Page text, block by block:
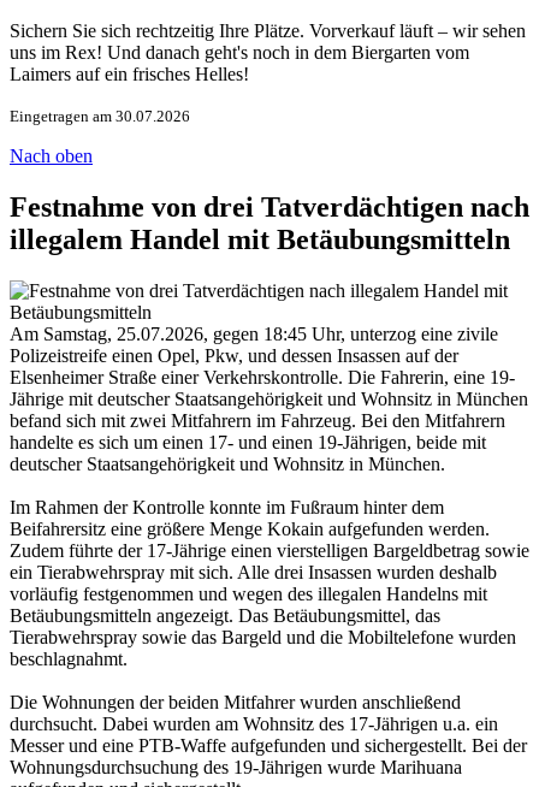
Sichern Sie sich rechtzeitig Ihre Plätze. Vorverkauf läuft – wir sehen
uns im Rex! Und danach geht's noch in dem Biergarten vom
Laimers auf ein frisches Helles!
Eingetragen am 30.07.2026
Nach oben
Festnahme von drei Tatverdächtigen nach
illegalem Handel mit Betäubungsmitteln
Am Samstag, 25.07.2026, gegen 18:45 Uhr, unterzog eine zivile
Polizeistreife einen Opel, Pkw, und dessen Insassen auf der
Elsenheimer Straße einer Verkehrskontrolle. Die Fahrerin, eine 19-
Jährige mit deutscher Staatsangehörigkeit und Wohnsitz in München
befand sich mit zwei Mitfahrern im Fahrzeug. Bei den Mitfahrern
handelte es sich um einen 17- und einen 19-Jährigen, beide mit
deutscher Staatsangehörigkeit und Wohnsitz in München.
Im Rahmen der Kontrolle konnte im Fußraum hinter dem
Beifahrersitz eine größere Menge Kokain aufgefunden werden.
Zudem führte der 17-Jährige einen vierstelligen Bargeldbetrag sowie
ein Tierabwehrspray mit sich. Alle drei Insassen wurden deshalb
vorläufig festgenommen und wegen des illegalen Handelns mit
Betäubungsmitteln angezeigt. Das Betäubungsmittel, das
Tierabwehrspray sowie das Bargeld und die Mobiltelefone wurden
beschlagnahmt.
Die Wohnungen der beiden Mitfahrer wurden anschließend
durchsucht. Dabei wurden am Wohnsitz des 17-Jährigen u.a. ein
Messer und eine PTB-Waffe aufgefunden und sichergestellt. Bei der
Wohnungsdurchsuchung des 19-Jährigen wurde Marihuana